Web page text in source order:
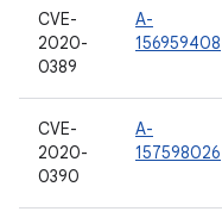
CVE-
2020-
0389
A-
156959408
CVE-
2020-
0390
A-
157598026